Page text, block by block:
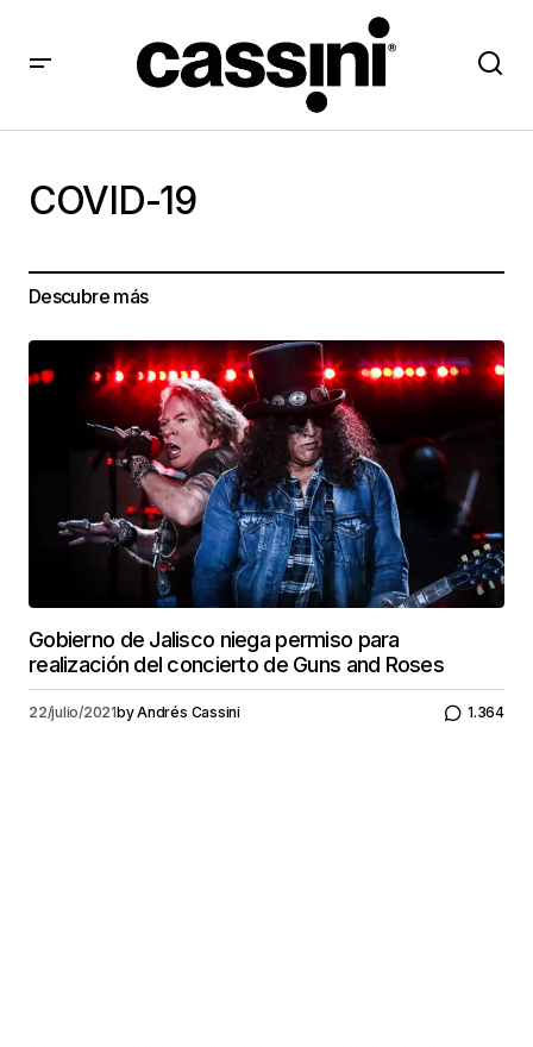
COVID-19
Descubre más
Gobierno de Jalisco niega permiso para
realización del concierto de Guns and Roses
22/julio/2021byAndrés Cassini 1.364